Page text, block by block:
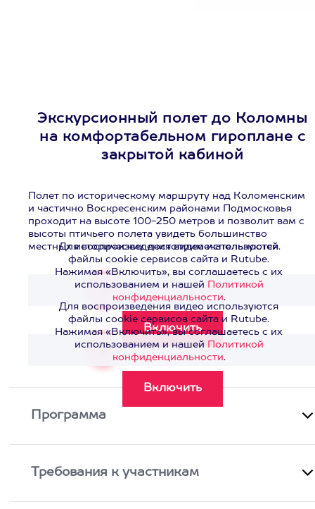
Экскурсионный полет до Коломны
на комфортабельном гироплане с
закрытой кабиной
Полет по историческому маршруту над Коломенским
и частично Воскресенским районами Подмосковья
проходит на высоте 100-250 метров и позволит вам с
высоты птичьего полета увидеть большинство
местных исторических достопримечательностей.
Смотреть видео>
Для воспроизведения видео используются
файлы cookie сервисов сайта и Rutube.
Нажимая «Включить», вы соглашаетесь с их
использованием и нашей Политикой
конфиденциальности.
Смотреть видео>
Для воспроизведения видео используются
файлы cookie сервисов сайта и Rutube.
Нажимая «Включить», вы соглашаетесь с их
использованием и нашей Политикой
конфиденциальности.
Программа
Требования к участникам